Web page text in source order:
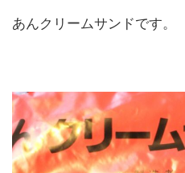
あんクリームサンドです。